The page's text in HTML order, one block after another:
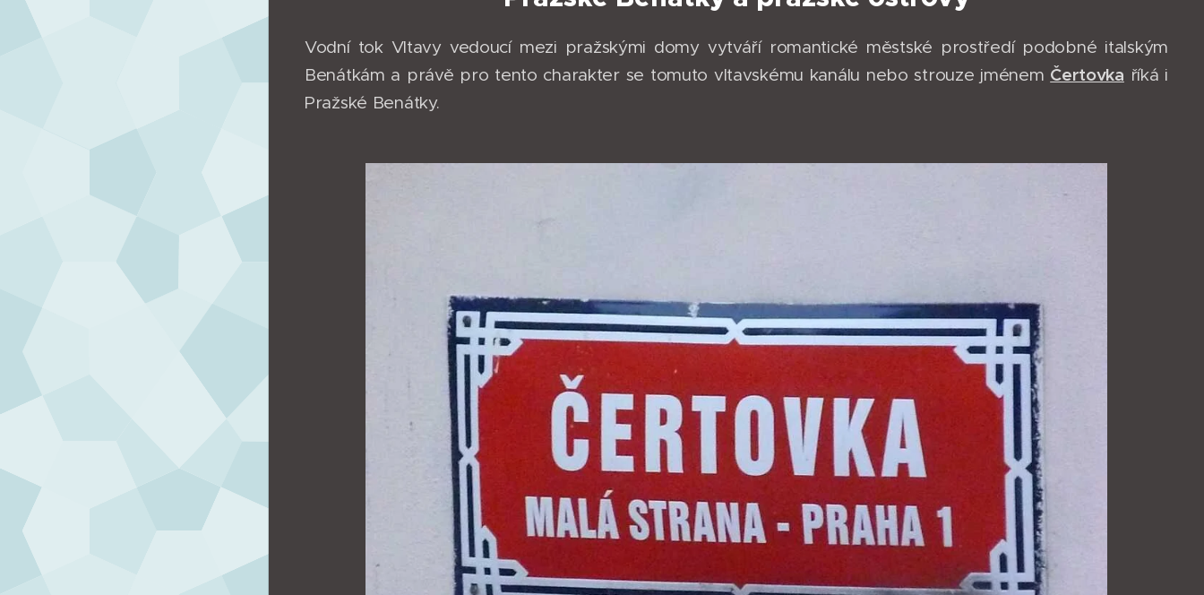
Vodní tok Vltavy vedoucí mezi pražskými domy vytváří romantické městské prostředí podobné italským
Benátkám a právě pro tento charakter se tomuto vltavskému kanálu nebo strouze jménem Čertovka říká i
Pražské Benátky.